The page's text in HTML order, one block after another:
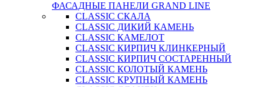
ФАСАДНЫЕ ПАНЕЛИ GRAND LINE
CLASSIC СКАЛА
CLASSIC ДИКИЙ КАМЕНЬ
CLASSIC КАМЕЛОТ
CLASSIC КИРПИЧ КЛИНКЕРНЫЙ
CLASSIC КИРПИЧ СОСТАРЕННЫЙ
CLASSIC КОЛОТЫЙ КАМЕНЬ
CLASSIC КРУПНЫЙ КАМЕНЬ